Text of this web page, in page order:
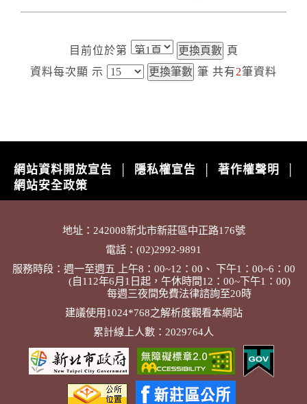
目前位於第
頁
資料每次顯 示 筆 共有2筆資料
網站資料開放宣告 隱私權宣告 著作權聲明
網站安全政策
地址：242008新北市新莊區中正路176號
電話：(02)2992-9891
服務時段：週一至週五 上午8：00~12：00、 下午1：00~6：00
(自112年6月1日起，午休時間12：00~下午1：00)
每週三夜間免費法律諮詢至20時
建議使用1024*768之解析度觀看本網站
累計線上人數：2029764人